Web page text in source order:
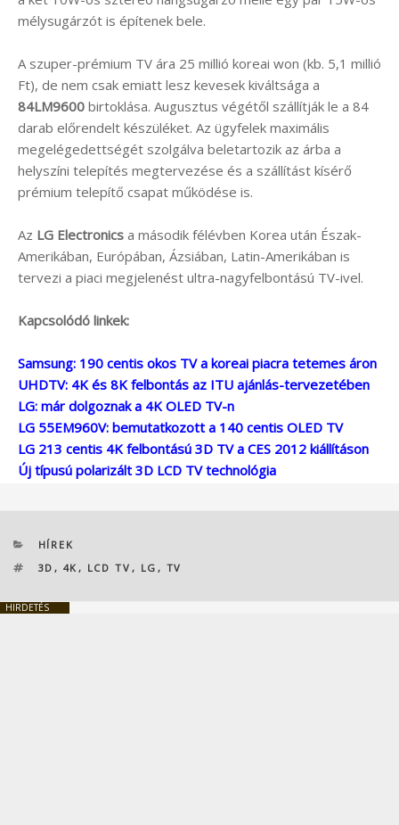
mélysugárzót is építenek bele.
A szuper-prémium TV ára 25 millió koreai won (kb. 5,1 millió
Ft), de nem csak emiatt lesz kevesek kiváltsága a
84LM9600 birtoklása. Augusztus végétől szállítják le a 84
darab előrendelt készüléket. Az ügyfelek maximális
megelégedettségét szolgálva beletartozik az árba a
helyszíni telepítés megtervezése és a szállítást kísérő
prémium telepítő csapat működése is.
Az LG Electronics a második félévben Korea után Észak-
Amerikában, Európában, Ázsiában, Latin-Amerikában is
tervezi a piaci megjelenést ultra-nagyfelbontású TV-ivel.
Kapcsolódó linkek:
Samsung: 190 centis okos TV a koreai piacra tetemes áron
UHDTV: 4K és 8K felbontás az ITU ajánlás-tervezetében
LG: már dolgoznak a 4K OLED TV-n
LG 55EM960V: bemutatkozott a 140 centis OLED TV
LG 213 centis 4K felbontású 3D TV a CES 2012 kiállításon
Új típusú polarizált 3D LCD TV technológia
KATEGÓRIÁK
HÍREK
CÍMKÉK
3D , 4K , LCD TV , LG , TV
HIRDETÉS